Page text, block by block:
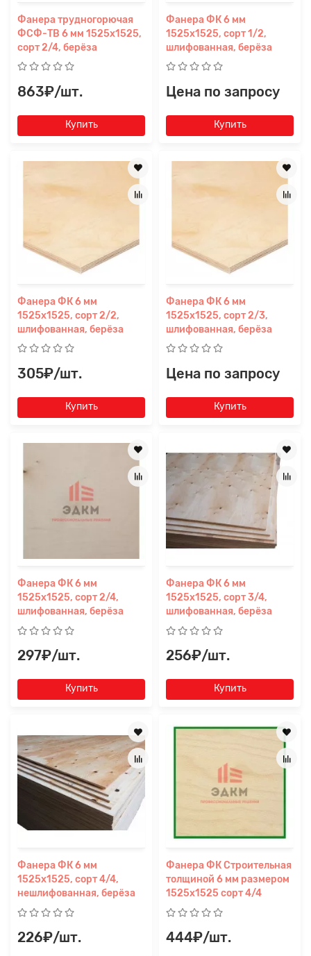
Фанера трудногорючая
ФСФ-ТВ 6 мм 1525х1525,
сорт 2/4, берёза
863₽/шт.
Купить
Фанера ФК 6 мм
1525х1525, сорт 1/2,
шлифованная, берёза
Цена по запросу
Купить
Фанера ФК 6 мм
1525х1525, сорт 2/2,
шлифованная, берёза
305₽/шт.
Купить
Фанера ФК 6 мм
1525х1525, сорт 2/3,
шлифованная, берёза
Цена по запросу
Купить
Фанера ФК 6 мм
1525х1525, сорт 2/4,
шлифованная, берёза
297₽/шт.
Купить
Фанера ФК 6 мм
1525х1525, сорт 3/4,
шлифованная, берёза
256₽/шт.
Купить
Фанера ФК 6 мм
1525х1525, сорт 4/4,
нешлифованная, берёза
226₽/шт.
Фанера ФК Строительная
толщиной 6 мм размером
1525х1525 сорт 4/4
444₽/шт.
Заявка на расчет
Прикрепите
файл